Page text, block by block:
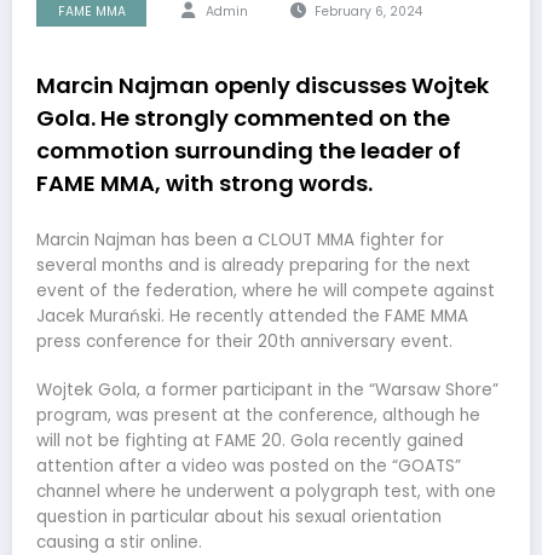
FAME MMA Admin February 6, 2024
Marcin Najman openly discusses Wojtek
Gola. He strongly commented on the
commotion surrounding the leader of
FAME MMA, with strong words.
Marcin Najman has been a CLOUT MMA fighter for
several months and is already preparing for the next
event of the federation, where he will compete against
Jacek Murański. He recently attended the FAME MMA
press conference for their 20th anniversary event.
Wojtek Gola, a former participant in the “Warsaw Shore”
program, was present at the conference, although he
will not be fighting at FAME 20. Gola recently gained
attention after a video was posted on the “GOATS”
channel where he underwent a polygraph test, with one
question in particular about his sexual orientation
causing a stir online.